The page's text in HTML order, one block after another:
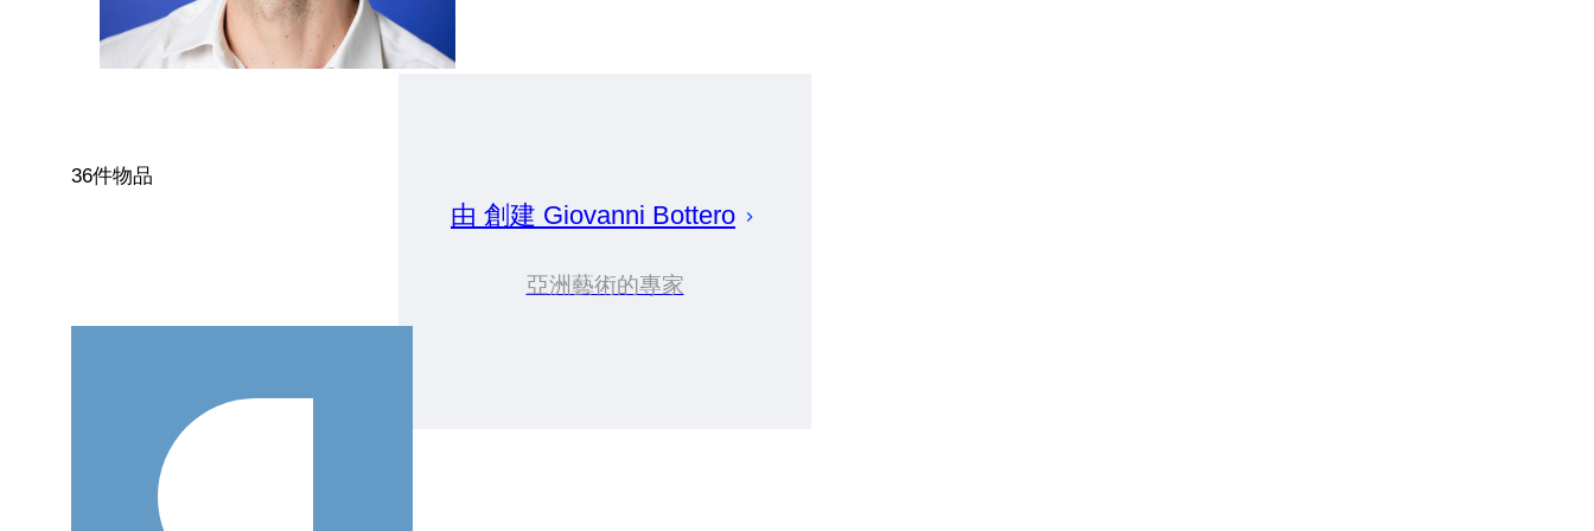
由 創建 Giovanni Bottero
亞洲藝術的專家
36件物品